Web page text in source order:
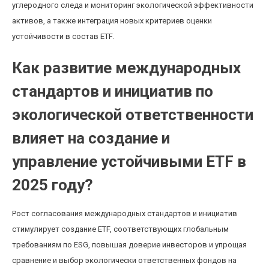
углеродного следа и мониторинг экологической эффективности
активов, а также интеграция новых критериев оценки
устойчивости в состав ETF.
Как развитие международных
стандартов и инициатив по
экологической ответственности
влияет на создание и
управление устойчивыми ETF в
2025 году?
Рост согласования международных стандартов и инициатив
стимулирует создание ETF, соответствующих глобальным
требованиям по ESG, повышая доверие инвесторов и упрощая
сравнение и выбор экологически ответственных фондов на